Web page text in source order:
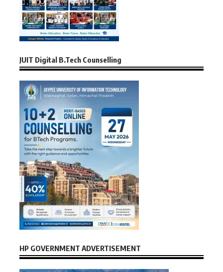
JUIT Digital B.Tech Counselling
HP GOVERNMENT ADVERTISEMENT